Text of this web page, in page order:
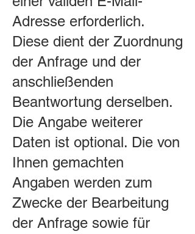
Adresse erforderlich.
Diese dient der Zuordnung
der Anfrage und der
anschließenden
Beantwortung derselben.
Die Angabe weiterer
Daten ist optional. Die von
Ihnen gemachten
Angaben werden zum
Zwecke der Bearbeitung
der Anfrage sowie für